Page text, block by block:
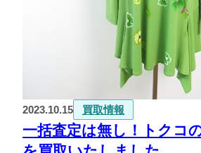
2023.10.15 買取情報
一括査定は無し！トクコ